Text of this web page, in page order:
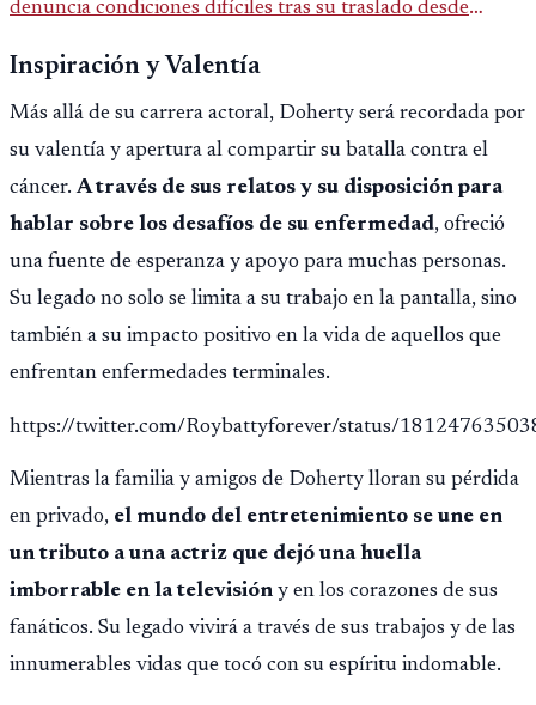
denuncia condiciones difíciles tras su traslado desde
psicológico de llegar a África.
Inspiración y Valentía
Más allá de su carrera actoral, Doherty será recordada por
su valentía y apertura al compartir su batalla contra el
cáncer.A través de sus relatos y su disposición para
hablar sobre los desafíos de su enfermedad, ofreció
una fuente de esperanza y apoyo para muchas personas.
Su legado no solo se limita a su trabajo en la pantalla, sino
también a su impacto positivo en la vida de aquellos que
enfrentan enfermedades terminales.
https://twitter.com/Roybattyforever/status/
Mientras la familia y amigos de Doherty lloran su pérdida
en privado, el mundo del entretenimiento se une en
un tributo a una actriz que dejó una huella
imborrable en la televisión y en los corazones de sus
fanáticos. Su legado vivirá a través de sus trabajos y de las
innumerables vidas que tocó con su espíritu indomable.